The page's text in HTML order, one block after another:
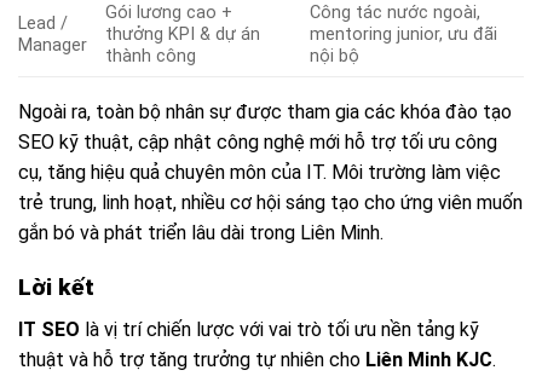
Lead /
Manager
Gói lương cao +
thưởng KPI & dự án
thành công
Công tác nước ngoài,
mentoring junior, ưu đãi
nội bộ
Ngoài ra, toàn bộ nhân sự được tham gia các khóa đào tạo
SEO kỹ thuật, cập nhật công nghệ mới hỗ trợ tối ưu công
cụ, tăng hiệu quả chuyên môn của IT. Môi trường làm việc
trẻ trung, linh hoạt, nhiều cơ hội sáng tạo cho ứng viên muốn
gắn bó và phát triển lâu dài trong Liên Minh.
Lời kết
IT SEO là vị trí chiến lược với vai trò tối ưu nền tảng kỹ
thuật và hỗ trợ tăng trưởng tự nhiên cho Liên Minh KJC.